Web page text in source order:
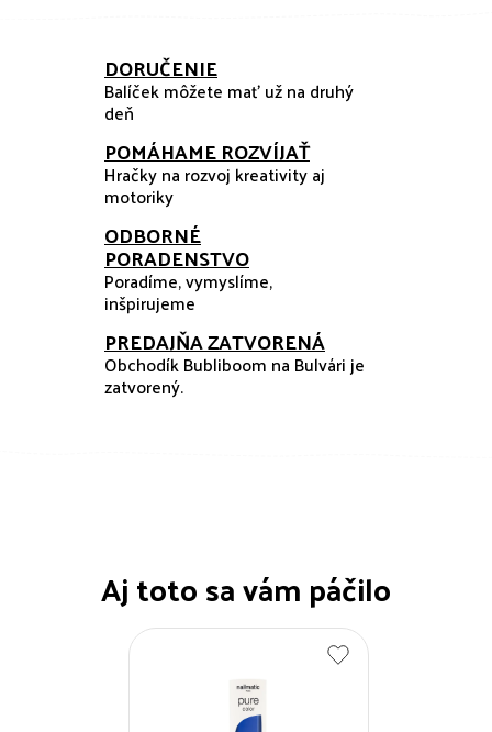
DORUČENIE
Balíček môžete mať už na druhý
deň
POMÁHAME ROZVÍJAŤ
Hračky na rozvoj kreativity aj
motoriky
ODBORNÉ
PORADENSTVO
Poradíme, vymyslíme,
inšpirujeme
PREDAJŇA ZATVORENÁ
Obchodík Bubliboom na Bulvári je
zatvorený.
Aj toto sa vám páčilo